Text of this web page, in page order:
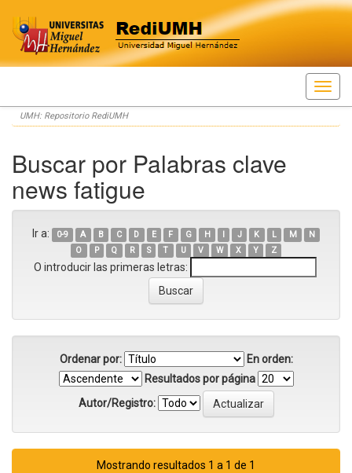
Skip
navigation
UMH: Repositorio RediUMH
Buscar por Palabras clave
news fatigue
Ir a: 0-9 A B C D E F G H I J K L M
N
O
P Q R S T U V W X Y Z
O introducir las primeras letras:
Ordenar por:
En orden:
Resultados por página
Autor/Registro:
Mostrando resultados 1 a 1 de 1